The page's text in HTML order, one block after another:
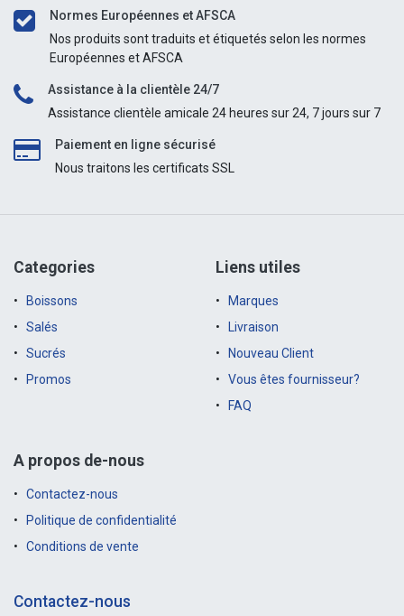
Normes Européennes et AFSCA
Nos produits sont traduits et étiquetés selon les normes
Européennes et AFSCA
Assistance à la clientèle 24/7
Assistance clientèle amicale 24 heures sur 24, 7 jours sur 7
Paiement en ligne sécurisé
Nous traitons les certificats SSL
Categories
Boissons
Salés
Sucrés
Promos
Liens utiles
Marques
Livraison
Nouveau Client
Vous êtes fournisseur?
FAQ
A propos de-nous
Contactez-nous
Politique de confidentialité
Conditions de vente
Contactez-nous